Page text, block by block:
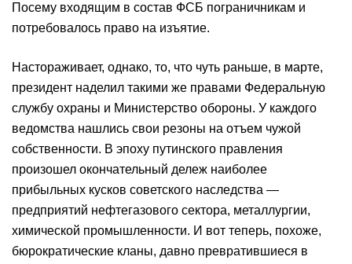
Посему входящим в состав ФСБ пограничникам и
потребовалось право на изъятие.
Настораживает, однако, то, что чуть раньше, в марте,
президент наделил такими же правами Федеральную
службу охраны и Министерство обороны. У каждого
ведомства нашлись свои резоны на отъем чужой
собственности. В эпоху путинского правления
произошел окончательный дележ наиболее
прибыльных кусков советского наследства —
предприятий нефтегазового сектора, металлургии,
химической промышленности. И вот теперь, похоже,
бюрократические кланы, давно превратившиеся в